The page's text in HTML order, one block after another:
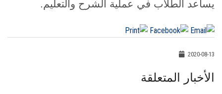
يساعد الطلاب في عملية الشرح والتعليم.
2020-08-13
الأخبار المتعلقة